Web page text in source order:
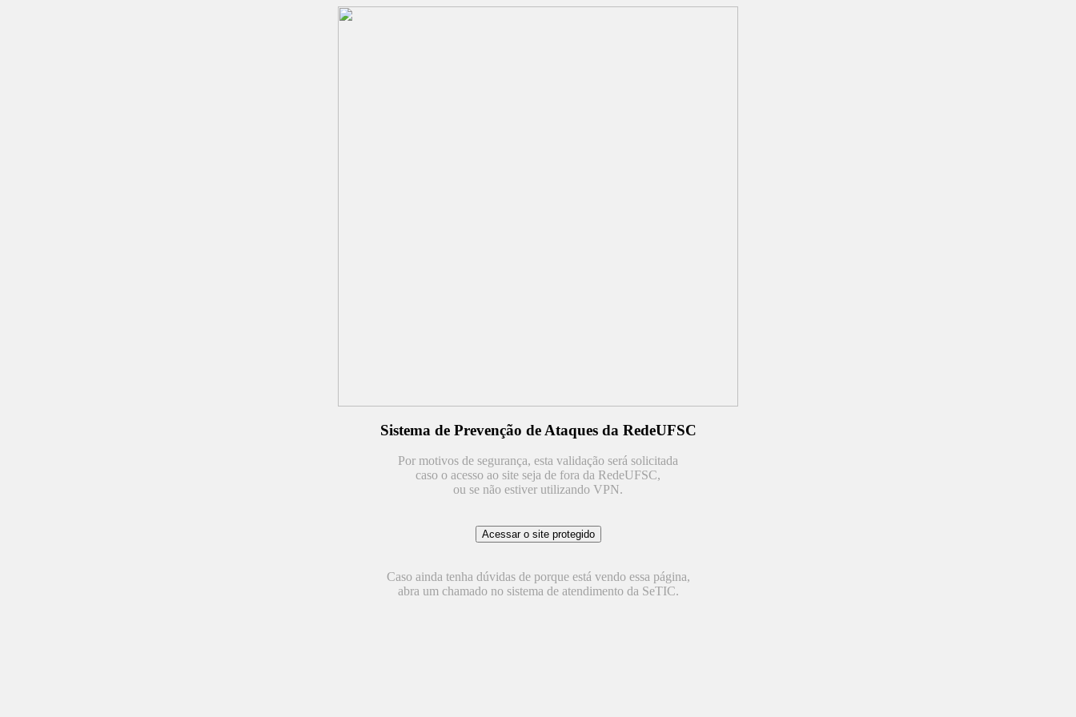
Sistema de Prevenção de Ataques da RedeUFSC
Por motivos de segurança, esta validação será solicitada
caso o acesso ao site seja de fora da RedeUFSC,
ou se não estiver utilizando VPN.
Caso ainda tenha dúvidas de porque está vendo essa página,
abra um chamado no sistema de atendimento da SeTIC.